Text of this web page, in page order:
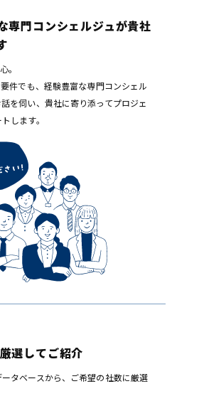
専門コンシェルジュが貴社
。
件でも、経験豊富な専門コンシェル
を伺い、貴社に寄り添ってプロジェ
します。
選してご紹介
タベースから、ご希望の社数に厳選